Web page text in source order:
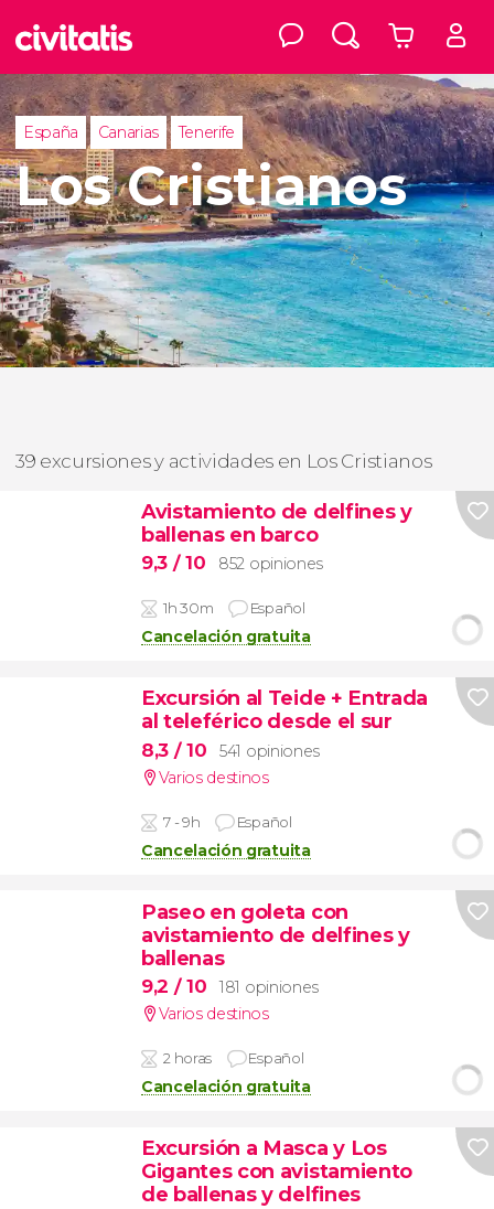
España Canarias Tenerife
Los Cristianos
39 excursiones y actividades en Los Cristianos
Avistamiento de delfines y
ballenas en barco
9,3 / 10 852 opiniones
1h 30m Español
Cancelación gratuita
Excursión al Teide + Entrada
al teleférico desde el sur
8,3 / 10
541 opiniones
Varios destinos
7 - 9h Español
Cancelación gratuita
Paseo en goleta con
avistamiento de delfines y
ballenas
9,2 / 10
181 opiniones
Varios destinos
2 horas Español
Cancelación gratuita
Excursión a Masca y Los
Gigantes con avistamiento
de ballenas y delfines